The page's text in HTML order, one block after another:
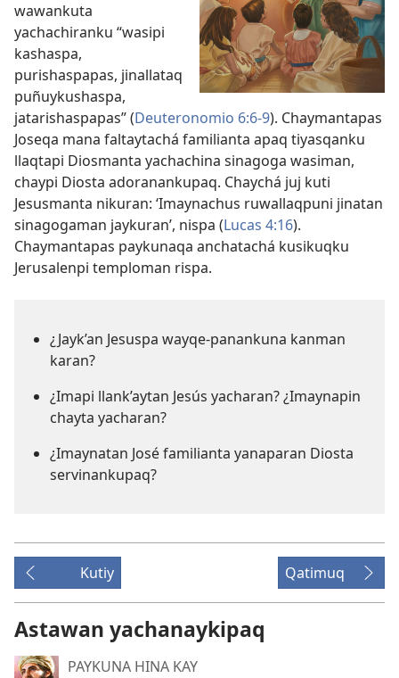
wawankuta
yachachiranku “wasipi
kashaspa,
purishaspapas, jinallataq
puñuykushaspa,
jatarishaspapas” (Deuteronomio 6:6-9). Chaymantapas
Joseqa mana faltaytachá familianta apaq tiyasqanku
llaqtapi Diosmanta yachachina sinagoga wasiman,
chaypi Diosta adoranankupaq. Chaychá juj kuti
Jesusmanta nikuran: ‘Imaynachus ruwallaqpuni jinatan
sinagogaman jaykuran’, nispa (Lucas 4:16).
Chaymantapas paykunaqa anchatachá kusikuqku
Jerusalenpi temploman rispa.
¿Jayk’an Jesuspa wayqe-panankuna kanman
karan?
¿Imapi llank’aytan Jesús yacharan? ¿Imaynapin
chayta yacharan?
¿Imaynatan José familianta yanaparan Diosta
servinankupaq?
Kutiy Qatimuq
Astawan yachanaykipaq
PAYKUNA HINA KAY